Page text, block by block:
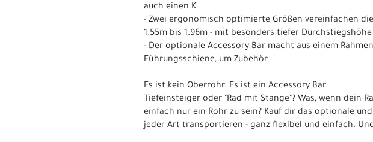
auch einen K
- Zwei ergonomisch optimierte Größen vereinfachen
1.55m bis 1.96m - mit besonders tiefer
- Der optionale Accessory Bar macht aus einem
Führungsschiene, um Zubehör
Es ist kein Oberrohr. Es ist ein Accessory Bar.
Tiefeinsteiger oder "Rad mit Stange"? Was, wenn dein
einfach nur ein Rohr zu sein? Kauf dir das optionale
jeder Art transportieren - ganz flexibel und einfach.